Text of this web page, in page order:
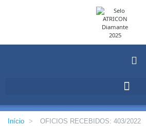
Início > OFICIOS RECEBIDOS: 403/2022